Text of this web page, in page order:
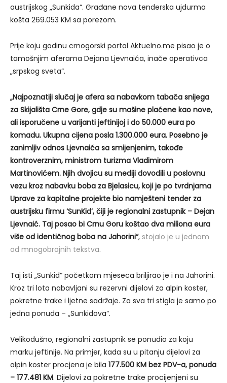
austrijskog „Sunkida“. Građane nova tenderska ujdurma
košta 269.053 KM sa porezom.
Prije koju godinu crnogorski portal Aktuelno.me pisao je o
tamošnjim aferama Dejana Ljevnaića, inače operativca
„srpskog sveta“.
„Najpoznatiji slučaj je afera sa nabavkom tabača snijega
za Skijališta Crne Gore, gdje su mašine plaćene kao nove,
ali isporučene u varijanti jeftinijoj i do 50.000 eura po
komadu. Ukupna cijena posla 1.300.000 eura. Posebno je
zanimljiv odnos Ljevnaića sa smijenjenim, takođe
kontroverznim, ministrom turizma Vladimirom
Martinovićem. Njih dvojicu su mediji dovodili u poslovnu
vezu kroz nabavku boba za Bjelasicu, koji je po tvrdnjama
Uprave za kapitalne projekte bio namješteni tender za
austrijsku firmu ‘SunKid’, čiji je regionalni zastupnik – Dejan
Ljevnaić. Taj posao bi Crnu Goru koštao dva miliona eura
više od identičnog boba na Jahorini“, stojalo je u jednom
od mnogobrojnih tekstva.
Taj isti „Sunkid“ početkom mjeseca briljirao je i na Jahorini.
Kroz tri lota nabavljani su rezervni dijelovi za alpin koster,
pokretne trake i ljetne sadržaje. Za sva tri stigla je samo po
jedna ponuda – „Sunkidova“.
Velikodušno, regionalni zastupnik se ponudio za koju
marku jeftinije. Na primjer, kada su u pitanju dijelovi za
alpin koster procjena je bila 177.500 KM bez PDV-a, ponuda
– 177.481 KM. Dijelovi za pokretne trake procijenjeni su